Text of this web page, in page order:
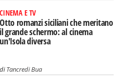
CINEMA E TV
Otto romanzi siciliani che meritano
il grande schermo: al cinema
un'Isola diversa
diTancredi Bua